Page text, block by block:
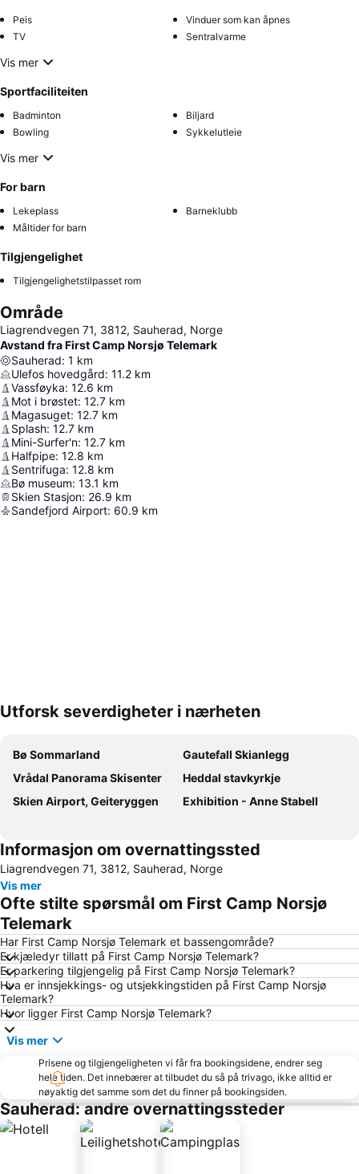
Peis
Vinduer som kan åpnes
TV
Sentralvarme
Vis mer
Sportfaciliteiten
Badminton
Biljard
Bowling
Sykkelutleie
Vis mer
For barn
Lekeplass
Barneklubb
Måltider for barn
Tilgjengelighet
Tilgjengelighetstilpasset rom
Område
Liagrendvegen 71, 3812, Sauherad, Norge
Avstand fra First Camp Norsjø Telemark
Sauherad: 1 km
Ulefos hovedgård: 11.2 km
Vassføyka: 12.6 km
Mot i brøstet: 12.7 km
Magasuget: 12.7 km
Splash: 12.7 km
Mini-Surfer'n: 12.7 km
Halfpipe: 12.8 km
Sentrifuga: 12.8 km
Bø museum: 13.1 km
Skien Stasjon: 26.9 km
Sandefjord Airport: 60.9 km
Utforsk severdigheter i nærheten
Bø Sommarland
Gautefall Skianlegg
Vrådal Panorama Skisenter
Heddal stavkyrkje
Skien Airport, Geiteryggen
Exhibition - Anne Stabell
Informasjon om overnattingssted
Liagrendvegen 71, 3812, Sauherad, Norge
Vis mer
Ofte stilte spørsmål om First Camp Norsjø
Telemark
Har First Camp Norsjø Telemark et bassengområde?
Er kjæledyr tillatt på First Camp Norsjø Telemark?
Er parkering tilgjengelig på First Camp Norsjø Telemark?
Hva er innsjekkings- og utsjekkingstiden på First Camp Norsjø
Telemark?
Hvor ligger First Camp Norsjø Telemark?
Vis mer
Prisene og tilgjengeligheten vi får fra bookingsidene, endrer seg
hele tiden. Det innebærer at tilbudet du så på trivago, ikke alltid er
nøyaktig det samme som det du finner på bookingsiden.
Sauherad: andre overnattingssteder